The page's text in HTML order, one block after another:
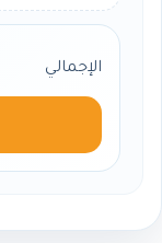
الإجمالي